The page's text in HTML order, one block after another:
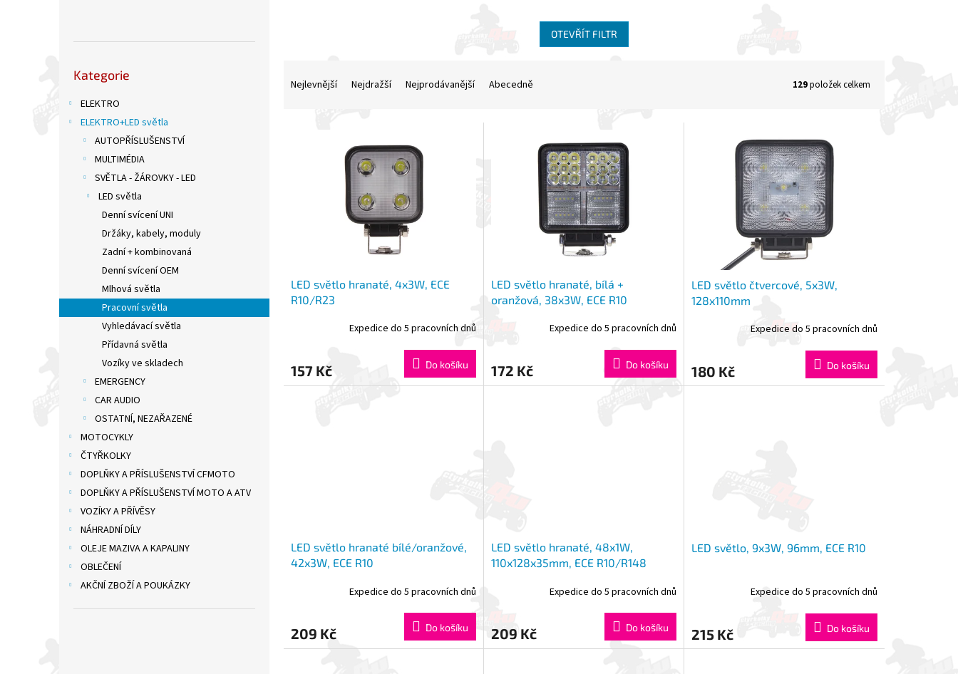
kategorie
Kategorie
ELEKTRO
ELEKTRO+LED světla
AUTOPŘÍSLUŠENSTVÍ
MULTIMÉDIA
SVĚTLA - ŽÁROVKY - LED
LED světla
Denní svícení UNI
Držáky, kabely, moduly
Zadní + kombinovaná
Denní svícení OEM
Mlhová světla
Pracovní světla
Vyhledávací světla
Přídavná světla
Vozíky ve skladech
EMERGENCY
CAR AUDIO
OSTATNÍ, NEZAŘAZENÉ
MOTOCYKLY
ČTYŘKOLKY
DOPLŇKY A PŘÍSLUŠENSTVÍ CFMOTO
DOPLŇKY A PŘÍSLUŠENSTVÍ MOTO A ATV
VOZÍKY A PŘÍVĚSY
NÁHRADNÍ DÍLY
OLEJE MAZIVA A KAPALINY
OBLEČENÍ
AKČNÍ ZBOŽÍ A POUKÁZKY
OTEVŘÍT FILTR
Nejlevnější Nejdražší Nejprodávanější Abecedně 129položek celkem
LED světlo hranaté, 4x3W, ECE
R10/R23
Expedice do 5 pracovních dnů
157 Kč Do košíku
LED světlo hranaté, bílá +
oranžová, 38x3W, ECE R10
Expedice do 5 pracovních dnů
172 Kč Do košíku
LED světlo čtvercové, 5x3W,
128x110mm
Expedice do 5 pracovních dnů
180 Kč Do košíku
LED světlo hranaté bílé/oranžové,
42x3W, ECE R10
Expedice do 5 pracovních dnů
209 Kč Do košíku
LED světlo hranaté, 48x1W,
110x128x35mm, ECE R10/R148
Expedice do 5 pracovních dnů
209 Kč Do košíku
LED světlo, 9x3W, 96mm, ECE R10
Expedice do 5 pracovních dnů
215 Kč Do košíku